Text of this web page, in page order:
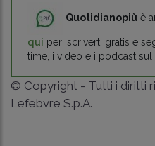
Quotidianopiù è
qui per iscriverti gratis e
time, i video e i podcast sul
© Copyright - Tutti i diritti
Lefebvre S.p.A.